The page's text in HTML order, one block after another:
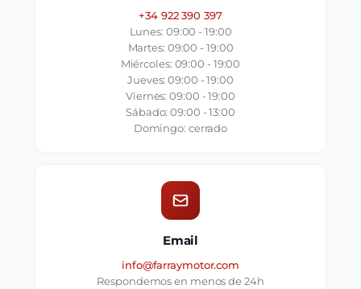
+34 922 390 397
Lunes: 09:00 - 19:00
Martes: 09:00 - 19:00
Miércoles: 09:00 - 19:00
Jueves: 09:00 - 19:00
Viernes: 09:00 - 19:00
Sábado: 09:00 - 13:00
Domingo: cerrado
Email
info@farraymotor.com
Respondemos en menos de 24h